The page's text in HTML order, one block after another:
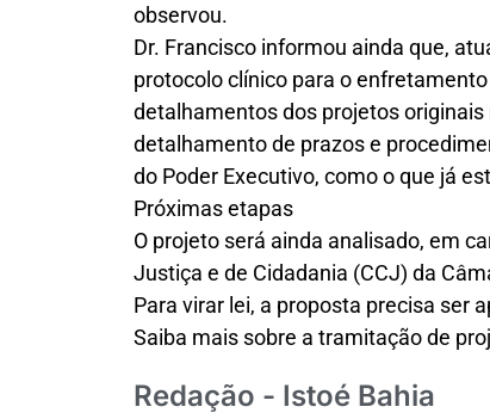
observou.
Dr. Francisco informou ainda que,
protocolo clínico para o
detalhamentos dos projetos
detalhamento de prazos e
do Poder Executivo, como o que já
Próximas etapas
O projeto será ainda analisado, em
Justiça e de Cidadania (CCJ) da
Para virar lei, a proposta precisa ser
Saiba mais sobre a tramitação de
Redação - Istoé Bahia